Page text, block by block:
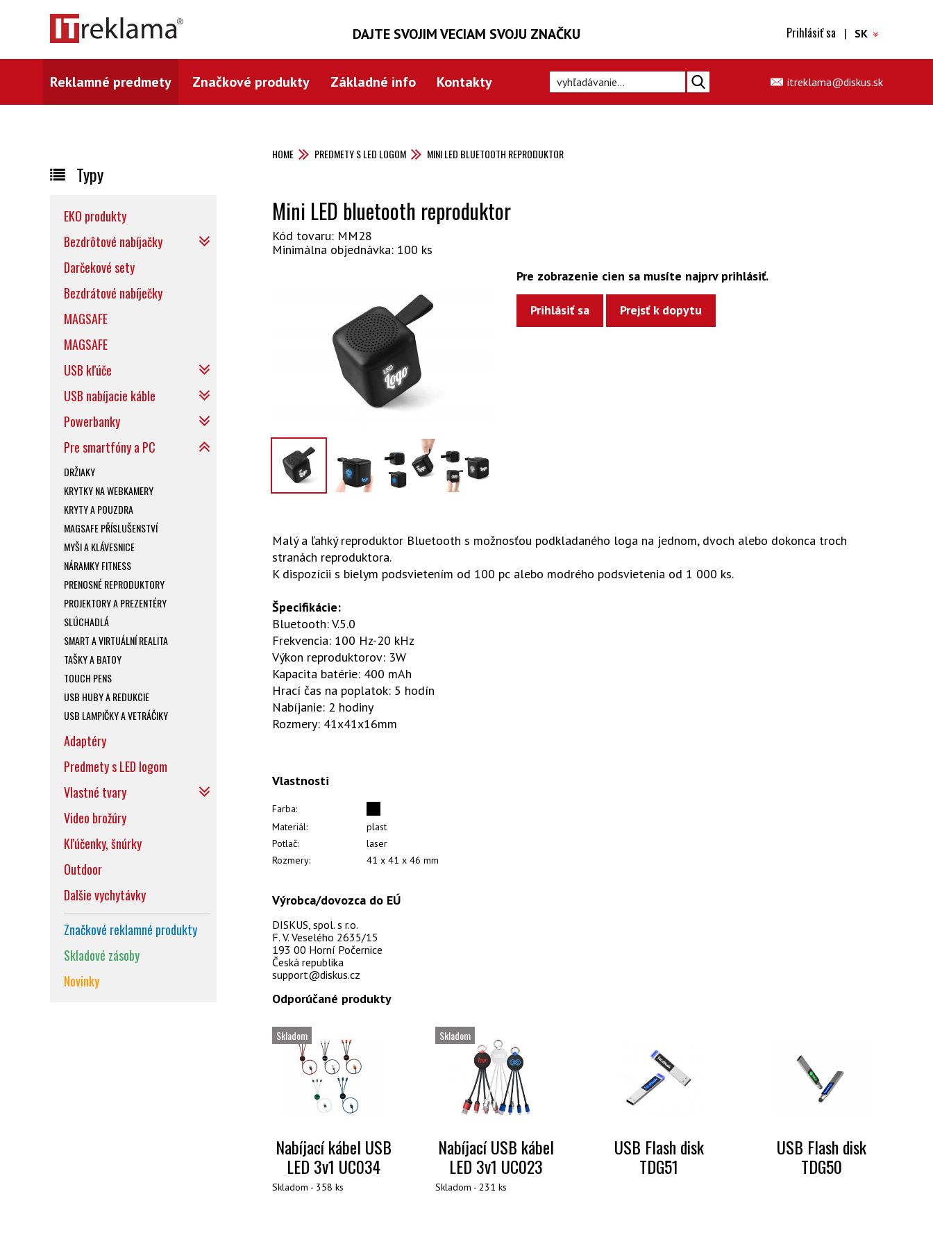
DAJTE SVOJIM VECIAM SVOJU ZNAČKU Prihlásiť sa | SK
Reklamné predmety Značkové produkty Základné info Kontakty itreklama@diskus.sk
HOME PREDMETY S LED LOGOM MINI LED BLUETOOTH REPRODUKTOR
Mini LED bluetooth reproduktor
Kód tovaru: MM28
Minimálna objednávka: 100 ks
Pre zobrazenie cien sa musíte najprv prihlásiť.
Prihlásiť sa Prejsť k dopytu
Malý a ľahký reproduktor Bluetooth s možnosťou podkladaného loga na jednom, dvoch alebo dokonca troch
stranách reproduktora.
K dispozícii s bielym podsvietením od 100 pc alebo modrého podsvietenia od 1 000 ks.
Špecifikácie:
Bluetooth: V.5.0
Frekvencia: 100 Hz-20 kHz
Výkon reproduktorov: 3W
Kapacita batérie: 400 mAh
Hrací čas na poplatok: 5 hodín
Nabíjanie: 2 hodiny
Rozmery: 41x41x16mm
Vlastnosti
Farba:
Materiál:
plast
Potlač:
laser
Rozmery:
41 x 41 x 46 mm
Výrobca/dovozca do EÚ
DISKUS, spol. s r.o.
F. V. Veselého 2635/15
193 00 Horní Počernice
Česká republika
support@diskus.cz
Odporúčané produkty
Skladom
Nabíjací kábel USB
LED 3v1 UC034
Skladom - 358 ks
Skladom
Nabíjací USB kábel
LED 3v1 UC023
Skladom - 231 ks
USB Flash disk
TDG51
USB Flash disk
TDG50
Typy
EKO produkty
Bezdrôtové nabíjačky
Darčekové sety
Bezdrátové nabíječky
MAGSAFE
MAGSAFE
USB kľúče
USB nabíjacie káble
Powerbanky
Pre smartfóny a PC
DRŽIAKY
KRYTKY NA WEBKAMERY
KRYTY A POUZDRA
MAGSAFE PŘÍSLUŠENSTVÍ
MYŠI A KLÁVESNICE
NÁRAMKY FITNESS
PRENOSNÉ REPRODUKTORY
PROJEKTORY A PREZENTÉRY
SLÚCHADLÁ
SMART A VIRTUÁLNÍ REALITA
TAŠKY A BATOY
TOUCH PENS
USB HUBY A REDUKCIE
USB LAMPIČKY A VETRÁČIKY
Adaptéry
Predmety s LED logom
Vlastné tvary
Video brožúry
Kľúčenky, šnúrky
Outdoor
Dalšie vychytávky
Značkové reklamné produkty
Skladové zásoby
Novinky